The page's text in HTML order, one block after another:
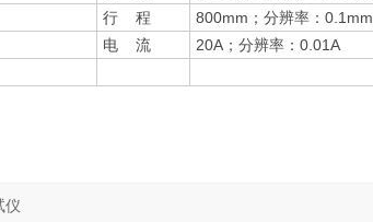
行 程
800mm；分辨率：0.1mm
电 流
20A；分辨率：0.01A